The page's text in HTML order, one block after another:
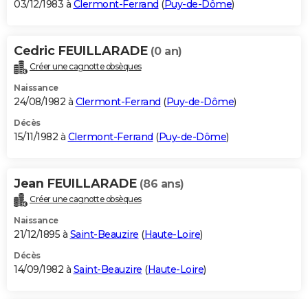
03/12/1983 à Clermont-Ferrand (Puy-de-Dôme)
Cedric FEUILLARADE (0 an)
Créer une cagnotte obsèques
Naissance
24/08/1982 à Clermont-Ferrand (Puy-de-Dôme)
Décès
15/11/1982 à Clermont-Ferrand (Puy-de-Dôme)
Jean FEUILLARADE (86 ans)
Créer une cagnotte obsèques
Naissance
21/12/1895 à Saint-Beauzire (Haute-Loire)
Décès
14/09/1982 à Saint-Beauzire (Haute-Loire)